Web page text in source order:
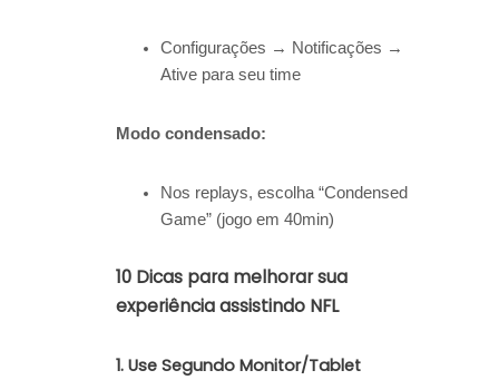
Configurações → Notificações →
Ative para seu time
Modo condensado:
Nos replays, escolha “Condensed
Game” (jogo em 40min)
10 Dicas para melhorar sua
experiência assistindo NFL
1. Use Segundo Monitor/Tablet